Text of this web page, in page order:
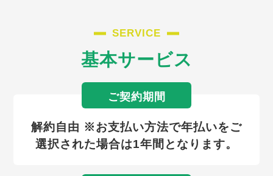
SERVICE
基本サービス
ご契約期間
解約自由 ※お支払い方法で年払いをご
選択された場合は1年間となります。